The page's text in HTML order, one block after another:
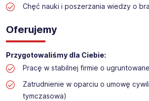
Chęć nauki i poszerzania wiedzy o
Oferujemy
Przygotowaliśmy dla Ciebie:
Pracę w stabilnej firmie o
Zatrudnienie w oparciu o umowę
tymczasowa)